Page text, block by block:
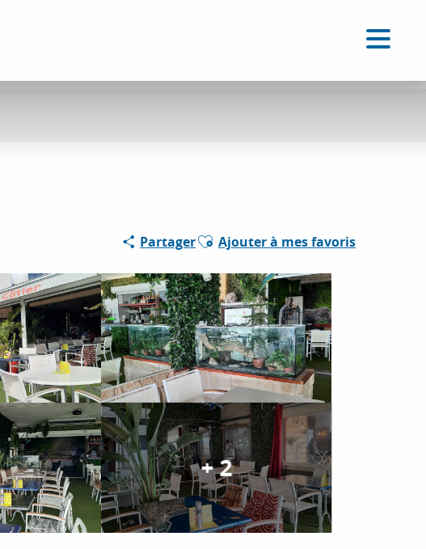
PartagerAjouter aux favoris
Ajouter à mes favoris
+ 2